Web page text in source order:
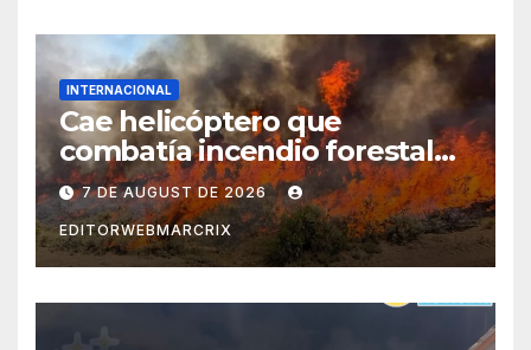
INTERNACIONAL
Cae helicóptero que
combatía incendio forestal
en Utah
7 DE AUGUST DE 2026
EDITORWEBMARCRIX